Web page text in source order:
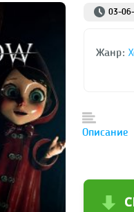
03-
Жанр:
Описание